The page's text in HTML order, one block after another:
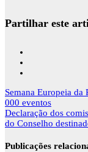
Partilhar este
Navegação
de
artigos
Semana Europeia da
000 eventos
Declaração dos
do Conselho
Publicações